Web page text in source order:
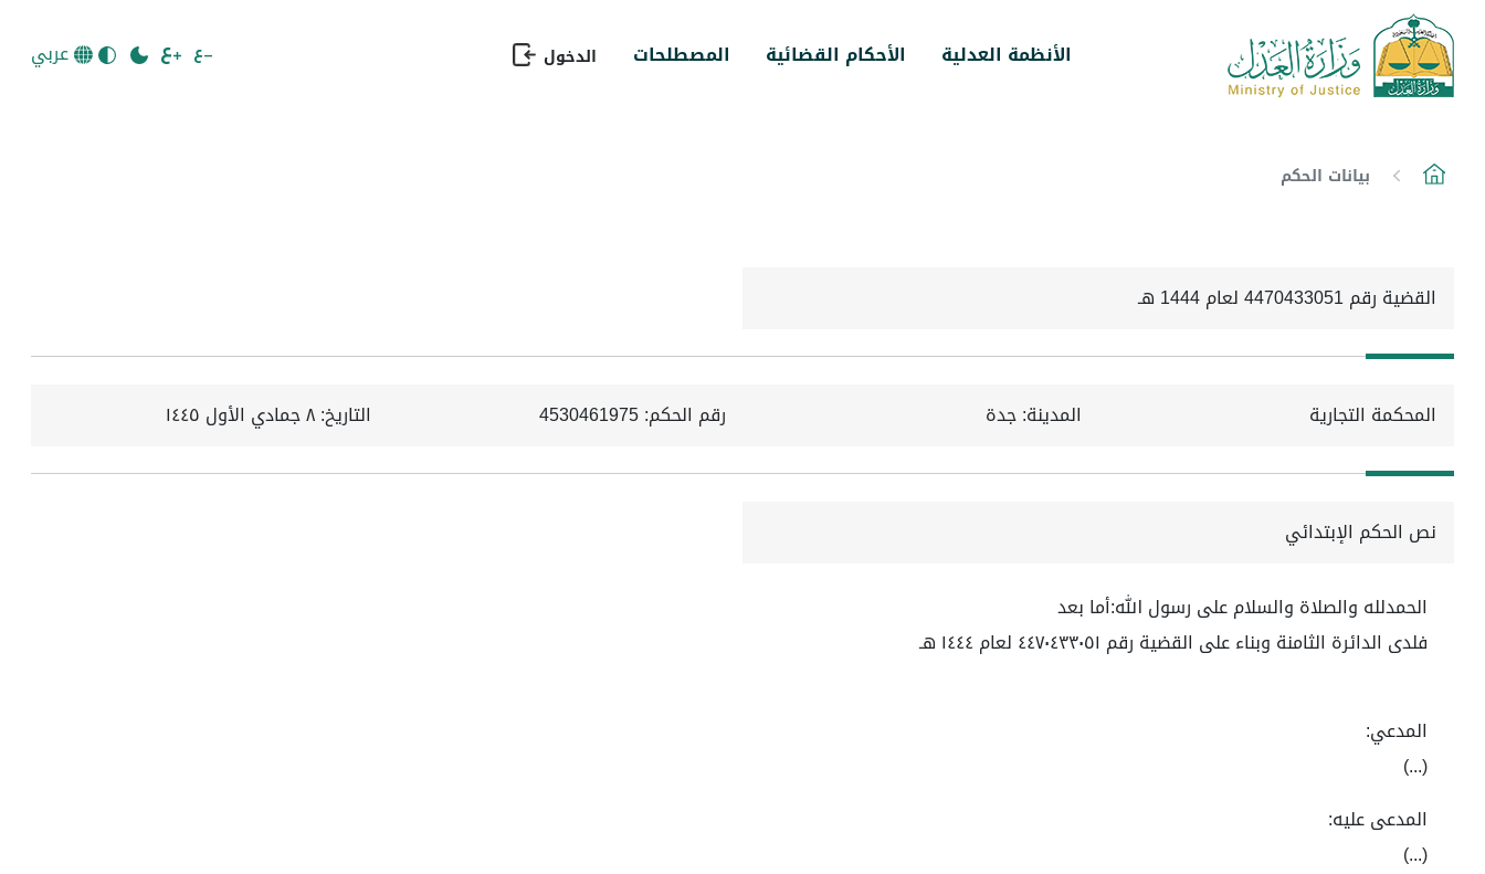
الأنظمة العدلية الأحكام القضائية المصطلحات الدخول عربي
بيانات الحكم
القضية رقم 4470433051 لعام 1444 هـ
المحكمة التجارية المدينة: جدة رقم الحكم: 4530461975 التاريخ:٨ جمادي الأول ١٤٤٥
نص الحكم الإبتدائي
الحمدلله والصلاة والسلام على رسول الله:أما بعد
فلدى الدائرة الثامنة وبناء على القضية رقم ٤٤٧٠٤٣٣٠٥١ لعام ١٤٤٤ هـ
المدعي:
(...)
المدعى عليه:
(...)